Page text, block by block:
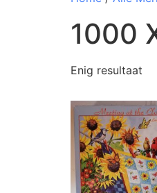
1000
Enig resultaat